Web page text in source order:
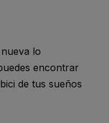
lo
encontrar
de tus sueños